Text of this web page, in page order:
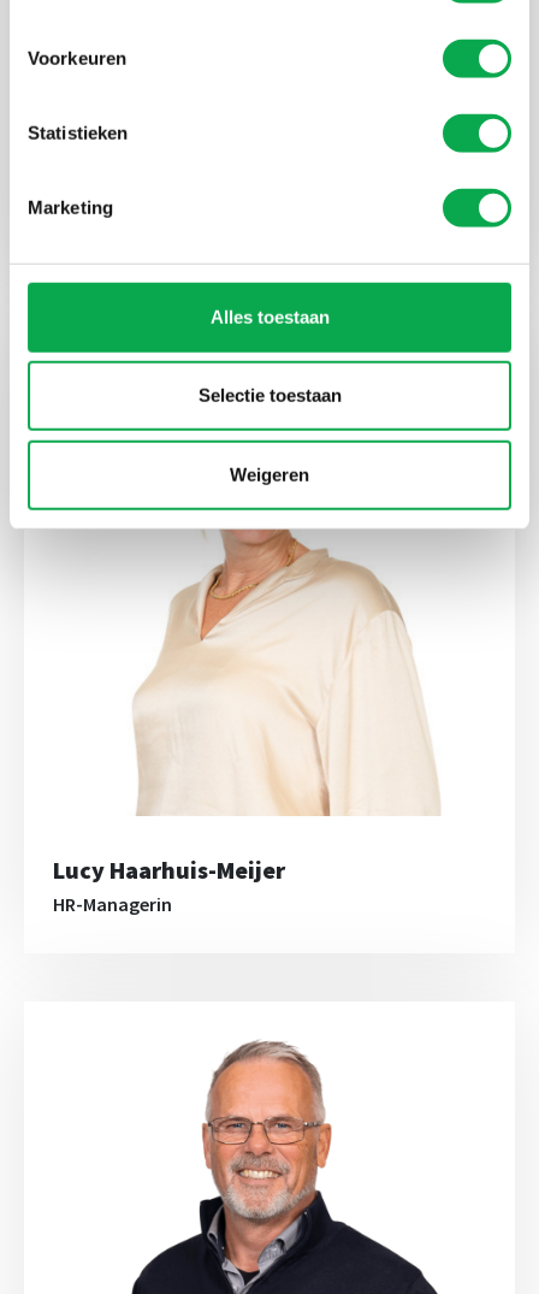
Voorkeuren
Statistieken
Marketing
Alles toestaan
Selectie toestaan
Weigeren
Kay Kranenburg
Lucy Haarhuis-Meijer
HR-Managerin